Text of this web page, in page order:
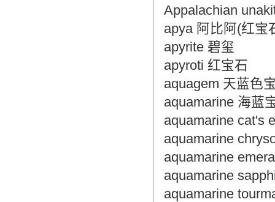
Appalachian
apya 阿比阿(红宝
apyrite 碧玺
apyroti 红宝石
aquagem 天蓝色
aquamarine 海蓝
aquamarine cat's
aquamarine
aquamarine
aquamarine
aquamarine